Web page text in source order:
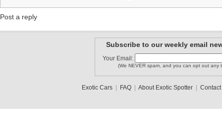
Post a reply
Subscribe to our weekly email
Your Email:
(We NEVER spam, and you can opt out any
Exotic Cars| FAQ| About Exotic Spotter| Contact